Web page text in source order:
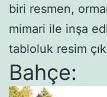
biri resmen,
mimari ile inşa
tabloluk resim
Bahçe: